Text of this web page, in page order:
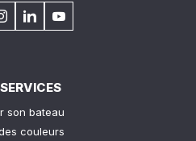
son bateau
couleurs